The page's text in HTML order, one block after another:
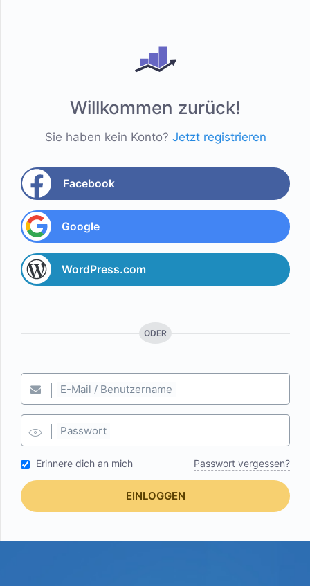
Willkommen zurück!
Sie haben kein Konto? Jetzt registrieren
Facebook
Google
WordPress.com
ODER
E-Mail / Benutzername
Passwort
Erinnere dich an mich Passwort vergessen?
EINLOGGEN